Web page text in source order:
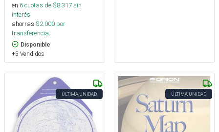
en 6cuotas de $8.317sin
interés
ahorras $2.000 por
transferencia.
Disponible
+5 Vendidos
ÚLTIMA UNIDAD ÚLTIMA UNIDAD